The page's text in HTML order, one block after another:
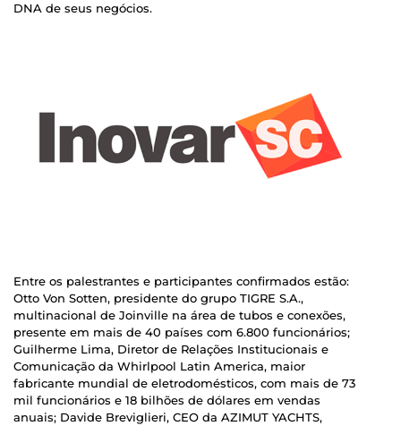
DNA de seus negócios.
Entre os palestrantes e participantes confirmados estão:
Otto Von Sotten, presidente do grupo TIGRE S.A.,
multinacional de Joinville na área de tubos e conexões,
presente em mais de 40 países com 6.800 funcionários;
Guilherme Lima, Diretor de Relações Institucionais e
Comunicação da Whirlpool Latin America, maior
fabricante mundial de eletrodomésticos, com mais de 73
mil funcionários e 18 bilhões de dólares em vendas
anuais; Davide Breviglieri, CEO da AZIMUT YACHTS,